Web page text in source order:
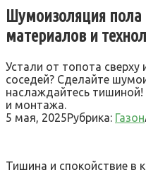
Шумоизоляция пола
материалов и
Устали от топота сверху
соседей? Сделайте
наслаждайтесь
и монтажа.
5 мая, 2025Рубрика: Газон
Тишина и спокойствие в